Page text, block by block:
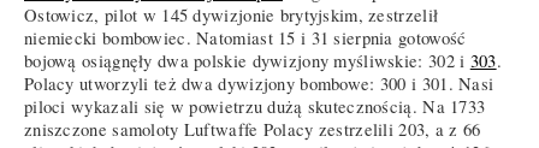
Ostowicz, pilot w 145 dywizjonie brytyjskim, zestrzelił
niemiecki bombowiec. Natomiast 15 i 31 sierpnia gotowość
bojową osiągnęły dwa polskie dywizjony myśliwskie: 302 i 303.
Polacy utworzyli też dwa dywizjony bombowe: 300 i 301. Nasi
piloci wykazali się w powietrzu dużą skutecznością. Na 1733
zniszczone samoloty Luftwaffe Polacy zestrzelili 203, a z 66